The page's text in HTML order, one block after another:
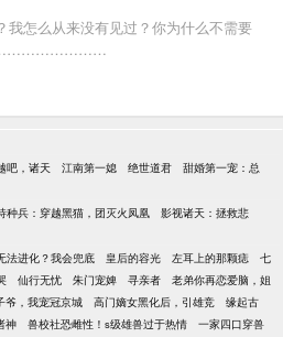
怎么从来没有见过？你为什么不需要
斯：……………………
吧，诸天 江南第一媳 绝世道君
甜婚第一宠：总
种兵：穿越黑猫，团灭火凤凰
影视诸天：拯救悲
法进化？我会兜底 皇后的容光 左耳上的那颗痣
七
仙行无忧 朱门宠婢 寻亲者
老弟你再恋爱脑，姐
爷，我宠冠京城 高门嫡女黑化后，引雄竞
缘起古
神 兽校社恐雌性！s级雄兽过于热情
一家四口穿兽